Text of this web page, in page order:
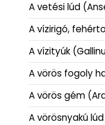
A vetési lúd
A vízirigó,
A vízityúk
A vörös fogoly
A vörös gém
A vörösnyakú